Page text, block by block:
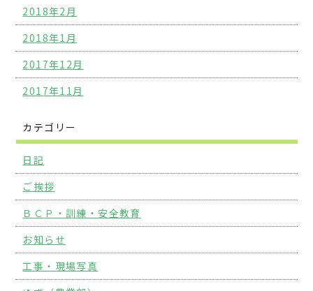
2018年2月
2018年1月
2017年12月
2017年11月
カテゴリー
日記
ご挨拶
ＢＣＰ・訓練・安全教育
お知らせ
工事・現場写真